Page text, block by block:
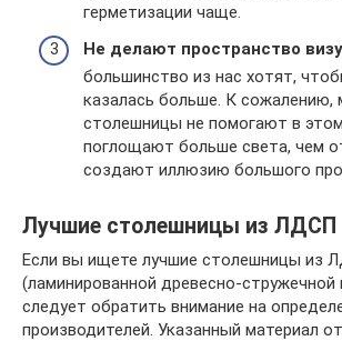
герметизации чаще.
Не делают пространство
большинство из нас хотят,
казалась больше. К сожалению,
столешницы не помогают в
поглощают больше света, чем
создают иллюзию большого
Лучшие столешницы из ЛДСП
Если вы ищете лучшие столешницы из
(ламинированной древесно-стружечной
следует обратить внимание на
производителей. Указанный материал